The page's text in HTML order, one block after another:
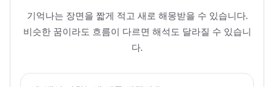
기억나는 장면을 짧게 적고 새로 해몽받을 수 있습니다.
비슷한 꿈이라도 흐름이 다르면 해석도 달라질 수 있습니
다.